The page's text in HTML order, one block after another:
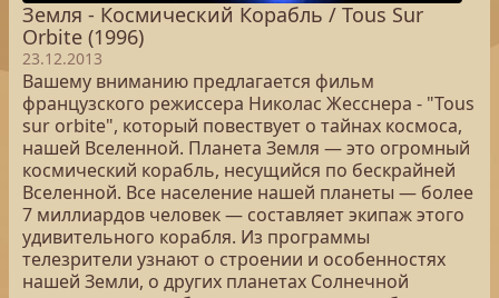
Земля - Космический Корабль / Tous Sur
Orbite (1996)
23.12.2013
Вашему вниманию предлагается фильм
французского режиссера Николас Жесснера - "Tous
sur orbite", который повествует о тайнах космоса,
нашей Вселенной. Планета Земля — это огромный
космический корабль, несущийся по бескрайней
Вселенной. Все население нашей планеты — более
7 миллиардов человек — составляет экипаж этого
удивительного корабля. Из программы
телезрители узнают о строении и особенностях
нашей Земли, о других планетах Солнечной